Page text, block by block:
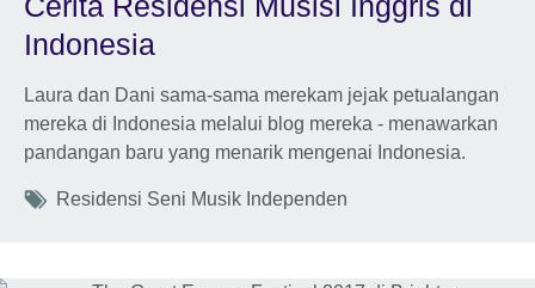
Indonesia
Laura dan Dani sama-sama merekam jejak petualangan
mereka di Indonesia melalui blog mereka - menawarkan
pandangan baru yang menarik mengenai Indonesia.
Tags
Residensi Seni Musik Independen